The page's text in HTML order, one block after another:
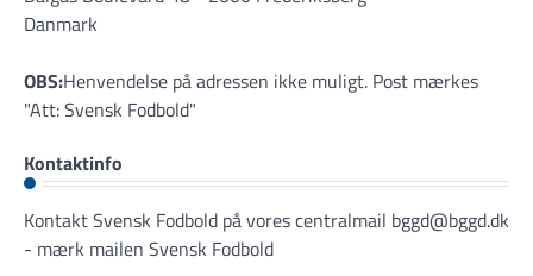
Danmark
OBS:Henvendelse på adressen ikke muligt. Post mærkes
"Att: Svensk Fodbold"
Kontaktinfo
Kontakt Svensk Fodbold på vores centralmail bggd@bggd.dk
- mærk mailen Svensk Fodbold